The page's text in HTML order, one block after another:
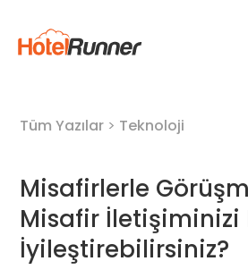
Tüm Yazılar > Teknoloji
Misafirlerle
Misafir İletişiminizi
İyileştirebilirsiniz?